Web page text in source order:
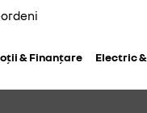
& Finanțare Electric